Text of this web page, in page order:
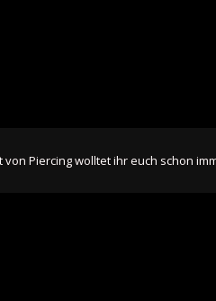
von Piercing wolltet ihr euch schon